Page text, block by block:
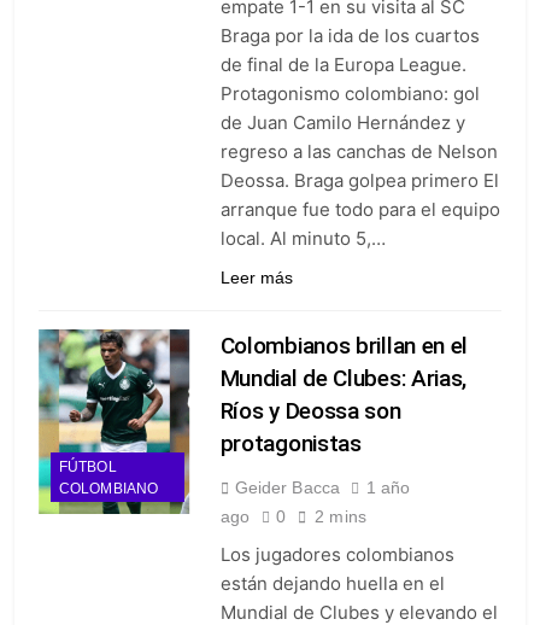
goleó 7-0 a Boyacá Chicó y es
líder de la Liga BetPlay
5 Días Ago
Vuelve la Premier League:
arranca el 21 de agosto con el
Arsenal campeón abriendo
ante el Coventry
5 Días Ago
Escándalo en Montería: el
debut de Nacional se suspendió
por disturbios cuando ganaba
3-0 a Jaguares
5 Días Ago
empate 1-1 en su visita al SC
Braga por la ida de los cuartos
de final de la Europa League.
Protagonismo colombiano: gol
de Juan Camilo Hernández y
regreso a las canchas de Nelson
Deossa. Braga golpea primero El
arranque fue todo para el equipo
local. Al minuto 5,…
Leer más
FÚTBOL
COLOMBIANO
Colombianos brillan en el
Mundial de Clubes: Arias,
Ríos y Deossa son
protagonistas
Geider Bacca
1 año
ago
0 2 mins
Los jugadores colombianos
están dejando huella en el
Mundial de Clubes y elevando el